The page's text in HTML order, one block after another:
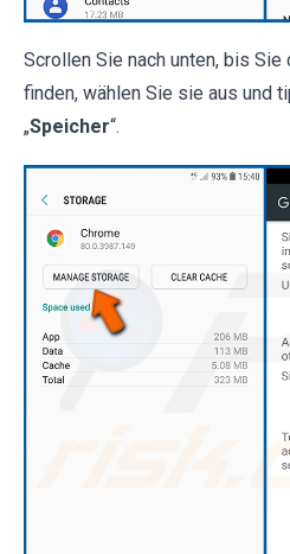
Scrollen Sie nach unten, bis Sie
finden, wählen Sie sie aus und
„Speicher“.